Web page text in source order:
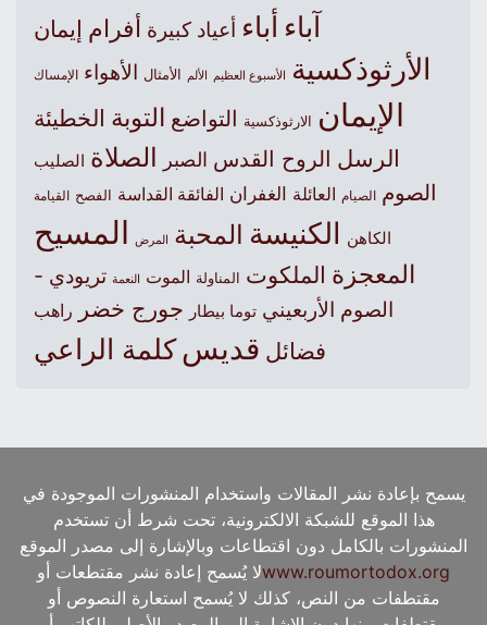
آباءأباء أعياد كبيرة أفرام إيمان
الأرثوذكسية الأسبوع العظيم الألم الأمثال الأهواء الإمساك
الإيمان الارثوذكسية التواضع التوبة الخطيئة
الرسل الروح القدس الصبر الصلاة الصليب
الصوم الصيام العائلة الغفران الفائقة القداسة الفصح القيامة
الكاهن الكنيسةالمحبة المرض المسيح
المعجزة الملكوت المناولة الموت النعمة تريودي -
الصوم الأربعيني توما بيطار جورج خضر راهب
فضائل قديس كلمة الراعي
يسمح بإعادة نشر المقالات واستخدام المنشورات الموجودة في
هذا الموقع للشبكة الالكترونية، تحت شرط أن تستخدم
المنشورات بالكامل دون اقتطاعات وبالإشارة إلى مصدر الموقع
www.roumortodox.orgلا يُسمح إعادة نشر مقتطعات أو
مقتطفات من النص، كذلك لا يُسمح استعارة النصوص أو